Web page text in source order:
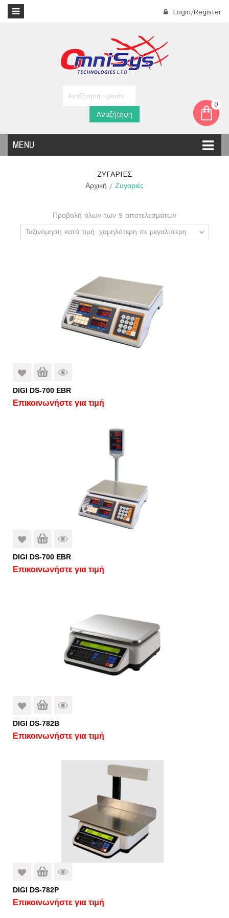
Login/Register
0
MENU
Αναζήτηση
ΖΥΓΑΡΙΈΣ
Αρχική / Ζυγαριές
Προβολή όλων των 9 αποτελεσμάτων
Ταξινόμηση κατά τιμή: χαμηλότερη σε μεγαλύτερη
DIGI DS-700 EBR
Επικοινωνήστε για τιμή
DIGI DS-700 EBR
Επικοινωνήστε για τιμή
DIGI DS-782B
Επικοινωνήστε για τιμή
DIGI DS-782P
Επικοινωνήστε για τιμή